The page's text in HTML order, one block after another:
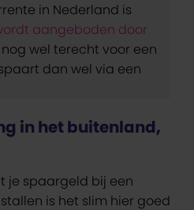
in Nederland is
aangeboden door
wel terecht voor een
dan wel via een
in het buitenland,
je spaargeld bij een
is het slim hier goed